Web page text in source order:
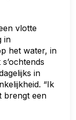
vlotte
in
het water, in
in
“Ik
brengt een